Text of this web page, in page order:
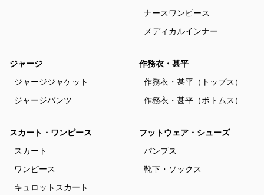
ナースワンピース
メディカルインナー
ジャージ
ジャージジャケット
ジャージパンツ
作務衣・甚平
作務衣・甚平（トップス）
作務衣・甚平（ボトムス）
スカート・ワンピース
スカート
ワンピース
キュロットスカート
フットウェア・シューズ
パンプス
靴下・ソックス